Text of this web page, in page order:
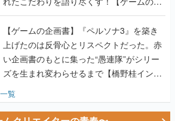
画書】
【ゲームの企画書】『ペルソナ3』を築き
上げたのは反骨心とリスペクトだった。赤
い企画書のもとに集った“愚連隊”がシリー
ズを生まれ変わらせるまで【橋野桂インタ
覧